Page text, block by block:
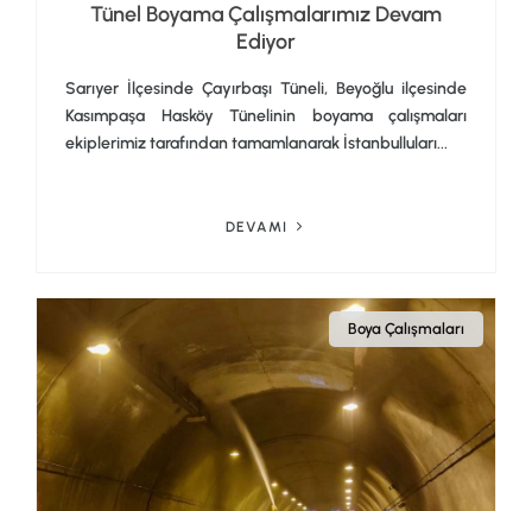
Tünel Boyama Çalışmalarımız Devam
Ediyor
Sarıyer İlçesinde Çayırbaşı Tüneli, Beyoğlu ilçesinde
Kasımpaşa Hasköy Tünelinin boyama çalışmaları
ekiplerimiz tarafından tamamlanarak İstanbulluları...
DEVAMI
Boya Çalışmaları